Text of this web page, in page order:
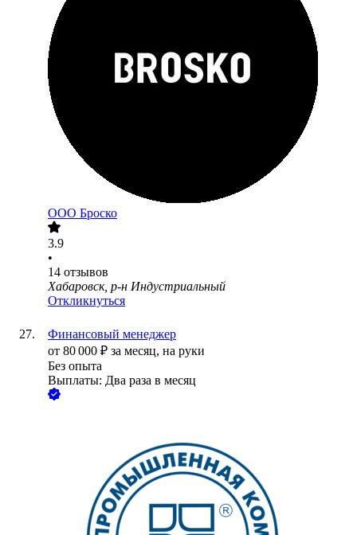
ООО Броско
3.9
•
14 отзывов
Хабаровск, р-н Индустриальный
Откликнуться
Финансовый менеджер
от 80 000 ₽ за месяц, на руки
Без опыта
Выплаты: Два раза в месяц